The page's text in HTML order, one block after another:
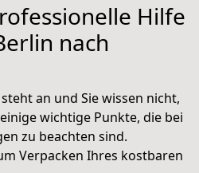
Hilfe
nach
an und Sie wissen nicht,
wichtige Punkte, die bei
zu beachten sind.
Verpacken Ihres kostbaren